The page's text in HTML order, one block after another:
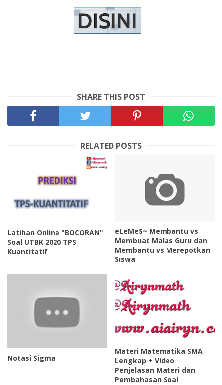
SHARE THIS POST
RELATED POSTS
Latihan Online "BOCORAN"
Soal UTBK 2020 TPS
Kuantitatif
eLeMeS~ Membantu vs
Membuat Malas Guru dan
Membantu vs Merepotkan
Siswa
Notasi Sigma
Materi Matematika SMA
Lengkap + Video
Penjelasan Materi dan
Pembahasan Soal